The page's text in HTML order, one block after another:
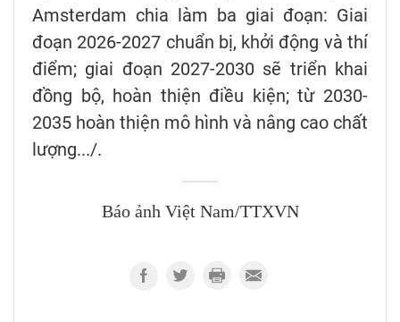
Amsterdam chia làm ba giai đoạn: Giai
đoạn 2026-2027 chuẩn bị, khởi động và thí
điểm; giai đoạn 2027-2030 sẽ triển khai
đồng bộ, hoàn thiện điều kiện; từ 2030-
2035 hoàn thiện mô hình và nâng cao chất
lượng.../.
Báo ảnh Việt Nam/TTXVN